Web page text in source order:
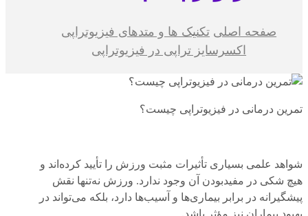
صفحه اصلی تکنیک ها و متدهای فیزیوتراپی
اکسرسایز تراپی در فیزیوتراپی
تمرین درمانی در فیزیوتراپی چیست؟
شواهد علمی بسیاری تأثیرات مثبت ورزش را تأیید کرده‌اند و
هیچ شکی در مفیدبودن آن وجود ندارد. ورزش نه‌تنها نقش
پیشگیرانه در برابر بیماری‌ها و آسیب‌ها دارد، بلکه می‌تواند در